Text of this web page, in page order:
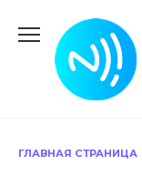
содержанию
ГЛАВНАЯ СТРАНИЦА